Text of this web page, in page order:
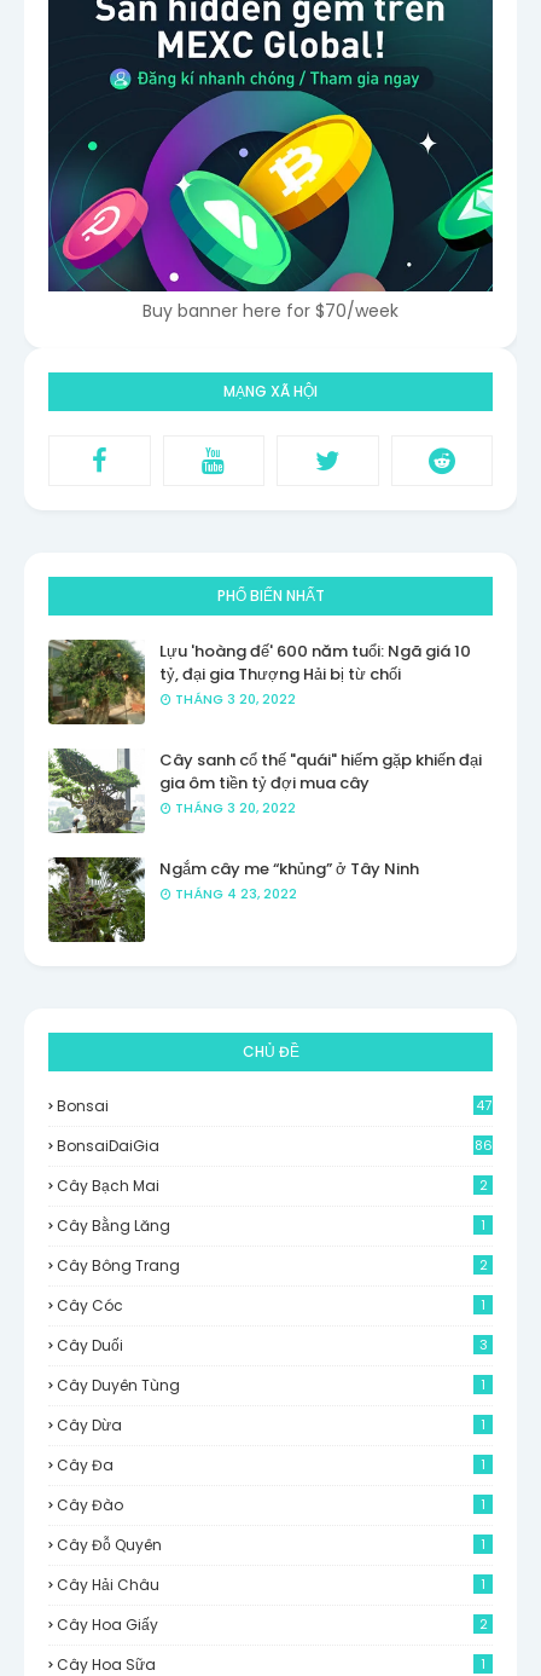
Buy banner here for $70/week
MẠNG XÃ HỘI
PHỔ BIẾN NHẤT
Lựu 'hoàng đế' 600 năm tuổi: Ngã giá 10
tỷ, đại gia Thượng Hải bị từ chối
THÁNG 3 20, 2022
Cây sanh cổ thế "quái" hiếm gặp khiến đại
gia ôm tiền tỷ đợi mua cây
THÁNG 3 20, 2022
Ngắm cây me “khủng” ở Tây Ninh
THÁNG 4 23, 2022
CHỦ ĐỀ
Bonsai 47
BonsaiDaiGia 86
Cây Bạch Mai 2
Cây Bằng Lăng 1
Cây Bông Trang 2
Cây Cóc 1
Cây Duối 3
Cây Duyên Tùng 1
Cây Dừa 1
Cây Đa 1
Cây Đào 1
Cây Đỗ Quyên 1
Cây Hải Châu 1
Cây Hoa Giấy 2
Cây Hoa Sữa 1